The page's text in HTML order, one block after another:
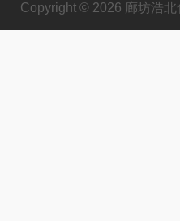
Copyright © 2026 廊坊浩